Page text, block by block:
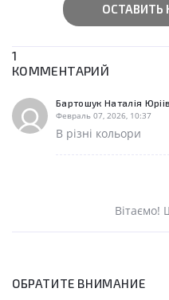
ОСТАВИТЬ
1
КОММЕНТАРИЙ
Бартошук Наталія
Февраль 07, 2026, 10:37
В різні кольори
Вітаємо!
ОБРАТИТЕ ВНИМАНИЕ